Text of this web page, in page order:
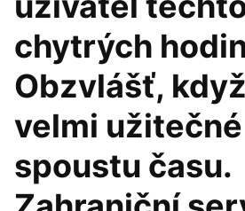
chytrých
Obzvlášť,
velmi
spoustu času.